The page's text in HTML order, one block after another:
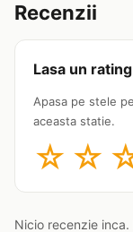
Recenzii
Lasa un rating
Apasa pe stele
aceasta statie.
☆ ☆
Nicio recenzie